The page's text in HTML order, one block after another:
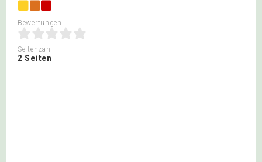
Bewertungen
Seitenzahl
2 Seiten